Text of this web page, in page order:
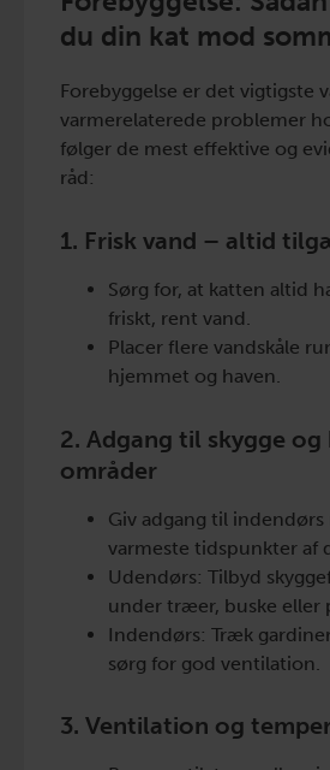
du din kat mod
Forebyggelse er det vigtigste
varmerelaterede problemer
følger de mest effektive og
råd:
1. Frisk vand – altid
Sørg for, at katten altid
friskt, rent vand.
Placer flere vandskåle
hjemmet og haven.
2. Adgang til skygge og
områder
Giv adgang til
varmeste tidspunkter af
Udendørs: Tilbyd
under træer, buske eller
Indendørs: Træk
sørg for god ventilation.
3. Ventilation og